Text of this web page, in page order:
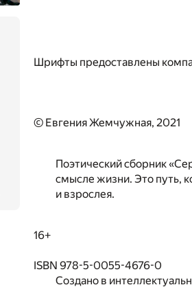
Шрифты предоставлены
© Евгения Жемчужная, 2021
Поэтический сборник
смысле жизни. Это путь,
и взрослея.
16+
ISBN 978-5-0055-4676-0
Создано в